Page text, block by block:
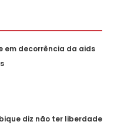
em decorrência da aids
diz não ter liberdade